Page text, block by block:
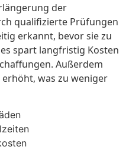
der
qualifizierte Prüfungen
erkannt, bevor sie zu
spart langfristig Kosten
Außerdem
was zu weniger